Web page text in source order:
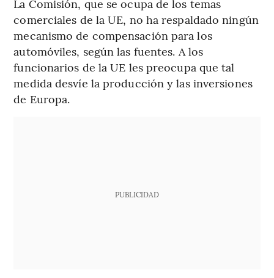
La Comisión, que se ocupa de los temas
comerciales de la UE, no ha respaldado ningún
mecanismo de compensación para los
automóviles, según las fuentes. A los
funcionarios de la UE les preocupa que tal
medida desvíe la producción y las inversiones
de Europa.
PUBLICIDAD